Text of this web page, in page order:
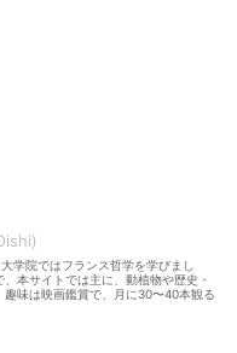
学院ではフランス哲学を学びまし
本サイトでは主に、動植物や歴史・
味は映画鑑賞で、月に30〜40本観る